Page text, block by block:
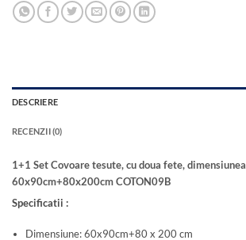
DESCRIERE
RECENZII (0)
1+1 Set Covoare tesute, cu doua fete, dimensiunea
60x90cm+80x200cm COTON09B
Specificatii :
Dimensiune: 60x90cm+80 x 200 cm